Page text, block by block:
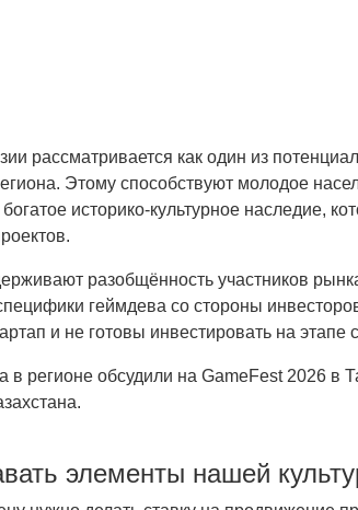
рассматривается как один из
Этому способствуют молодое
историко-культурное наследие,
разобщённость участников
геймдева со стороны
и не готовы инвестировать на этапе
регионе обсудили на GameFest 2026 в
элементы нашей